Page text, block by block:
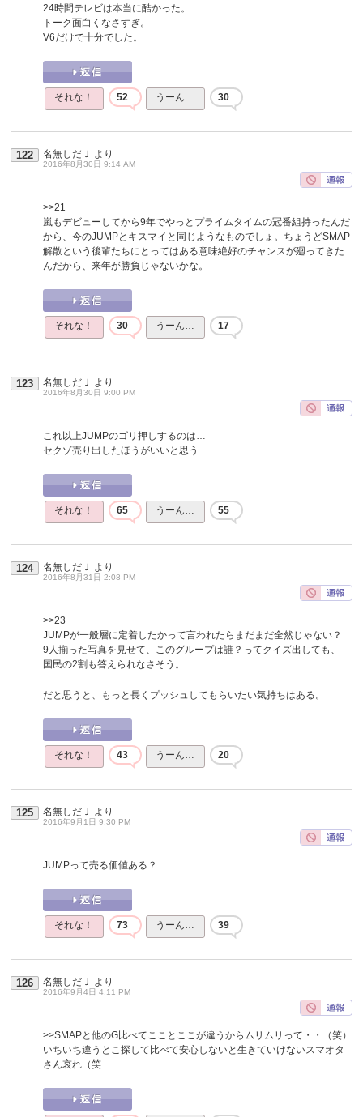
24時間テレビは本当に酷かった。
トーク面白くなさすぎ。
V6だけで十分でした。
それな！ 52 うーん… 30
122 名無しだＪ より
2016年8月30日 9:14 AM
>>21
嵐もデビューしてから9年でやっとプライムタイムの冠番組持ったんだ
から、今のJUMPとキスマイと同じようなものでしょ。ちょうどSMAP
解散という後輩たちにとってはある意味絶好のチャンスが廻ってきた
んだから、来年が勝負じゃないかな。
それな！ 30 うーん… 17
123 名無しだＪ より
2016年8月30日 9:00 PM
これ以上JUMPのゴリ押しするのは…
セクゾ売り出したほうがいいと思う
それな！ 65 うーん… 55
124 名無しだＪ より
2016年8月31日 2:08 PM
>>23
JUMPが一般層に定着したかって言われたらまだまだ全然じゃない？
9人揃った写真を見せて、このグループは誰？ってクイズ出しても、
国民の2割も答えられなさそう。
だと思うと、もっと長くプッシュしてもらいたい気持ちはある。
それな！ 43 うーん… 20
125 名無しだＪ より
2016年9月1日 9:30 PM
JUMPって売る価値ある？
それな！ 73 うーん… 39
126 名無しだＪ より
2016年9月4日 4:11 PM
>>SMAPと他のG比べてこことここが違うからムリムリって・・（笑）
いちいち違うとこ探して比べて安心しないと生きていけないスマオタ
さん哀れ（笑